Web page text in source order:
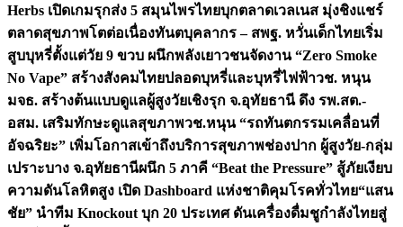
Herbs เปิดเกมรุกส่ง 5 สมุนไพรไทยบุกตลาดเวลเนส มุ่งชิงแชร์
ตลาดสุขภาพโตต่อเนื่องทันตบุคลากร – สพฐ. หวั่นเด็กไทยเริ่ม
สูบบุหรี่ตั้งแต่วัย 9 ขวบ ผนึกพลังเยาวชนจัดงาน “Zero Smoke
No Vape” สร้างสังคมไทยปลอดบุหรี่และบุหรี่ไฟฟ้าวช. หนุน
มจธ. สร้างต้นแบบดูแลผู้สูงวัยเชิงรุก จ.อุทัยธานี ดึง รพ.สต.-
อสม. เสริมทักษะดูแลสุขภาพวช.หนุน “รถทันตกรรมเคลื่อนที่
อัจฉริยะ” เพิ่มโอกาสเข้าถึงบริการสุขภาพช่องปาก ผู้สูงวัย-กลุ่ม
เปราะบาง จ.อุทัยธานีผนึก 5 ภาคี “Beat the Pressure” สู้ภัยเงียบ
ความดันโลหิตสูง เปิด Dashboard แห่งชาติคุมโรคทั่วไทย“แสน
ชัย” นำทีม Knockout บุก 20 ประเทศ ดันเครื่องดื่มชูกำลังไทยสู่